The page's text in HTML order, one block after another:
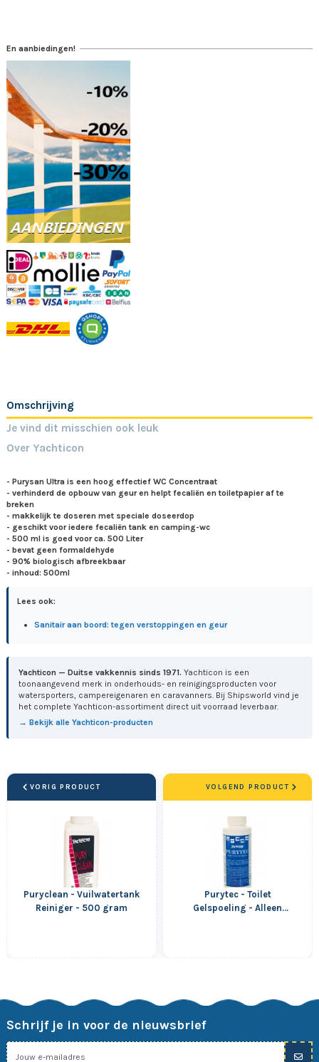
En aanbiedingen!
Omschrijving
Je vind dit misschien ook leuk
Over Yachticon
- Purysan Ultra is een hoog effectief WC Concentraat
- verhinderd de opbouw van geur en helpt fecaliën en toiletpapier af te
breken
- makkelijk te doseren met speciale doseerdop
- geschikt voor iedere fecaliën tank en camping-wc
- 500 ml is goed voor ca. 500 Liter
- bevat geen formaldehyde
- 90% biologisch afbreekbaar
- inhoud: 500ml
Lees ook:
Sanitair aan boord: tegen verstoppingen en geur
Yachticon — Duitse vakkennis sinds 1971. Yachticon is een
toonaangevend merk in onderhouds- en reinigingsproducten voor
watersporters, campereigenaren en caravanners. Bij Shipsworld vind je
het complete Yachticon-assortiment direct uit voorraad leverbaar.
→ Bekijk alle Yachticon-producten
VORIG PRODUCT
Puryclean - Vuilwatertank
Reiniger - 500 gram
Purytec - Toilet
Gelspoeling - Alleen
VOLGEND PRODUCT
Schrijf je in voor de nieuwsbrief